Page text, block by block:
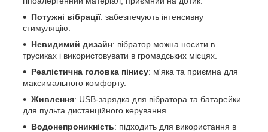
Потужні вібрації: забезпечують інтенсивну
стимуляцію.
Невидимий дизайн: вібратор можна носити в
трусиках і використовувати в громадських місцях.
Реалістична головка пінису: м'яка та приємна для
максимального комфорту.
Живлення: USB-зарядка для вібратора та батарейки
для пульта дистанційного керування.
Водонепроникність: підходить для використання в